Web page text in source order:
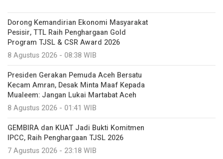
Dorong Kemandirian Ekonomi Masyarakat
Pesisir, TTL Raih Penghargaan Gold
Program TJSL & CSR Award 2026
8 Agustus 2026 - 08:38 WIB
Presiden Gerakan Pemuda Aceh Bersatu
Kecam Amran, Desak Minta Maaf Kepada
Mualeem: Jangan Lukai Martabat Aceh
8 Agustus 2026 - 01:41 WIB
GEMBIRA dan KUAT Jadi Bukti Komitmen
IPCC, Raih Penghargaan TJSL 2026
7 Agustus 2026 - 23:18 WIB